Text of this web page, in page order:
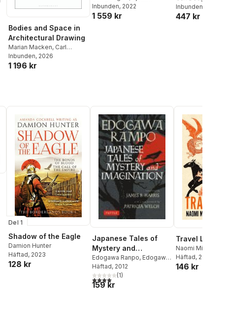
röster:
Bodies and Space in
Architectural Drawing
Marian Macken, Carl
Douglas,Russell Marshall
Marsha Meskimmon
Inbunden, 2026
1 196 kr
Hagberg
Inbunden, 2022
1 559 kr
Inbunden
447 kr
Del 1
Shadow of the Eagle
Damion Hunter
Häftad, 2023
128 kr
Japanese Tales of
Mystery and
Imagination
Edogawa Ranpo, Edogawa
Rampo
Häftad, 2012
4,0utav 5 stjärnor. Totalt antal röster:
(1)
159 kr
Travel Light
Naomi Mitchison
Häftad, 2026
146 kr